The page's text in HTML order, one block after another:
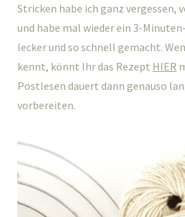
Stricken habe ich ganz vergessen,
und habe mal wieder ein 3-
lecker und so schnell gemacht.
kennt, könnt Ihr das Rezept HIER
Postlesen dauert dann genauso
vorbereiten.